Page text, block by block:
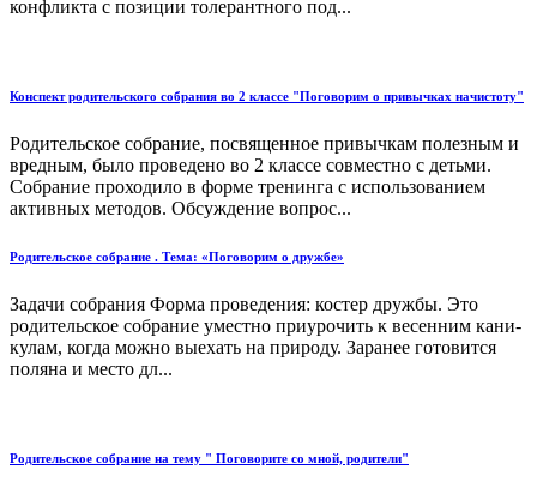
конфликта с позиции толерантного под...
Конспект родительского собрания во 2 классе "Поговорим о привычках начистоту"
Родительское собрание, посвященное привычкам полезным и
вредным, было проведено во 2 классе совместно с детьми.
Собрание проходило в форме тренинга с использованием
активных методов. Обсуждение вопрос...
Родительское собрание . Тема: «Поговорим о дружбе»
Задачи собрания Форма проведения: костер дружбы. Это
родительское собрание уместно приурочить к весенним кани­
кулам, когда можно выехать на природу. Заранее готовится
поляна и место дл...
Родительское собрание на тему " Поговорите со мной, родители"